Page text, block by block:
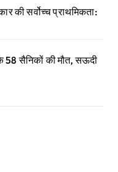
की सर्वोच्च प्राथमिकता:
58 सैनिकों की मौत, सऊदी